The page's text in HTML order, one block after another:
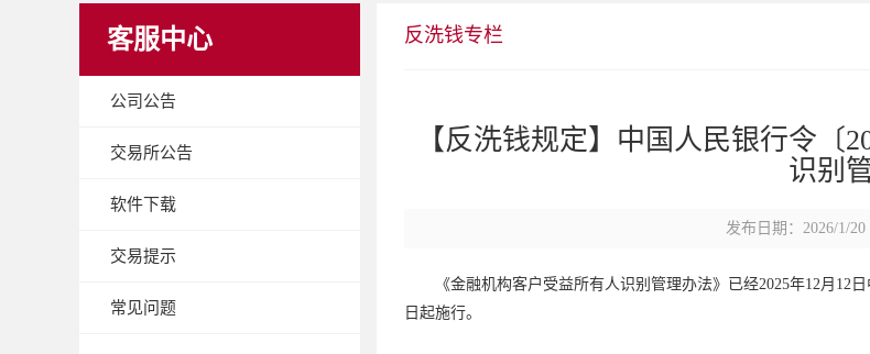
客服中心
公司公告
交易所公告
软件下载
交易提示
常见问题
反洗钱专栏
【反洗钱规定】中国人民银行令〔
识别
发布日期：2026/1/20
《金融机构客户受益所有人识别管理办法》已经2025年12月12
日起施行。